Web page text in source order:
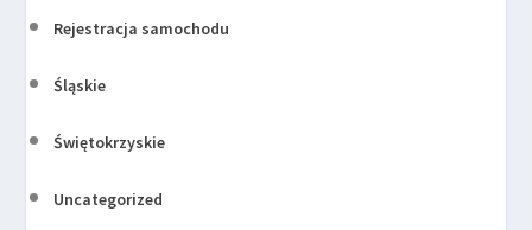
Rejestracja samochodu
Śląskie
Świętokrzyskie
Uncategorized